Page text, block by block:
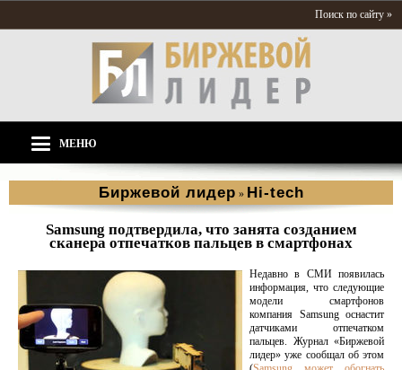
Поиск по сайту »
МЕНЮ
Биржевой лидер » Hi-tech
Samsung подтвердила, что занята созданием
сканера отпечатков пальцев в смартфонах
Недавно в СМИ появилась
информация, что следующие
модели смартфонов
компания Samsung оснастит
датчиками отпечатком
пальцев. Журнал «Биржевой
лидер» уже сообщал об этом